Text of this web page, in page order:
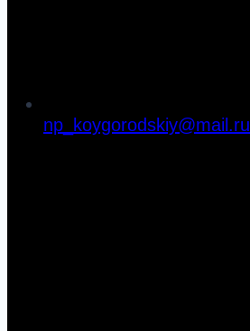
np_koygorodskiy@mail.ru